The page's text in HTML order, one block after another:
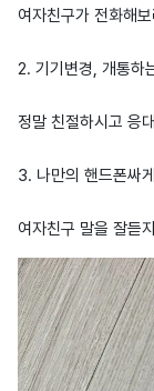
여자친구가 전화해
2. 기기변경, 개통하
정말 친절하시고 응
3. 나만의 핸드폰싸
여자친구 말을 잘듣